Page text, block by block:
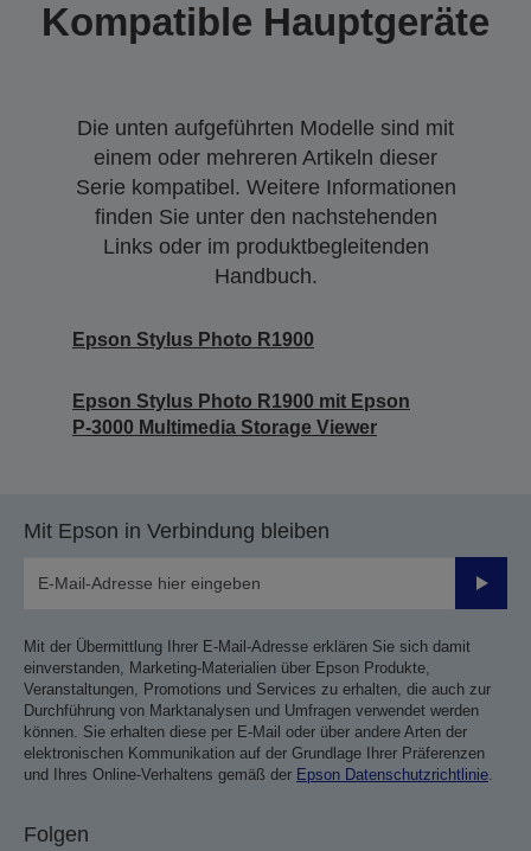
Kompatible Hauptgeräte
Die unten aufgeführten Modelle sind mit
einem oder mehreren Artikeln dieser
Serie kompatibel. Weitere Informationen
finden Sie unter den nachstehenden
Links oder im produktbegleitenden
Handbuch.
Epson Stylus Photo R1900
Epson Stylus Photo R1900 mit Epson
P-3000 Multimedia Storage Viewer
Mit Epson in Verbindung bleiben
Mit der Übermittlung Ihrer E-Mail-Adresse erklären Sie sich damit
einverstanden, Marketing-Materialien über Epson Produkte,
Veranstaltungen, Promotions und Services zu erhalten, die auch zur
Durchführung von Marktanalysen und Umfragen verwendet werden
können. Sie erhalten diese per E-Mail oder über andere Arten der
elektronischen Kommunikation auf der Grundlage Ihrer Präferenzen
und Ihres Online-Verhaltens gemäß der Epson Datenschutzrichtlinie
Folgen